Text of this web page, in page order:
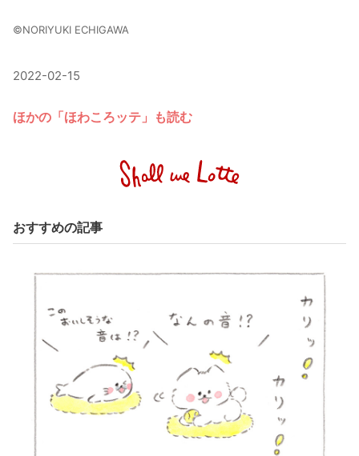
©NORIYUKI ECHIGAWA
2022-02-15
ほかの「ほわころッテ」も読む
おすすめの記事